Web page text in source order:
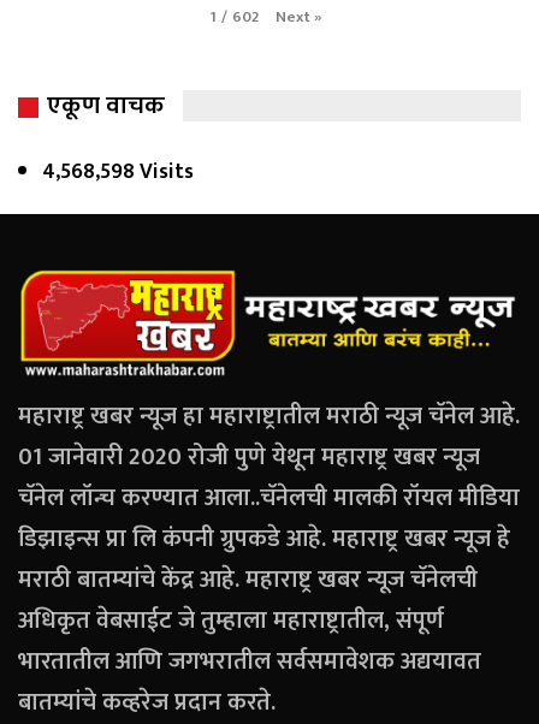
1 / 602 Next»
एकूण वाचक
4,568,598 Visits
महाराष्ट्र खबर न्यूज हा महाराष्ट्रातील मराठी न्यूज चॅनेल आहे.
01 जानेवारी 2020 रोजी पुणे येथून महाराष्ट्र खबर न्यूज
चॅनेल लॉन्च करण्यात आला..चॅनेलची मालकी रॉयल मीडिया
डिझाइन्स प्रा लि कंपनी ग्रुपकडे आहे. महाराष्ट्र खबर न्यूज हे
मराठी बातम्यांचे केंद्र आहे. महाराष्ट्र खबर न्यूज चॅनेलची
अधिकृत वेबसाईट जे तुम्हाला महाराष्ट्रातील, संपूर्ण
भारतातील आणि जगभरातील सर्वसमावेशक अद्ययावत
बातम्यांचे कव्हरेज प्रदान करते.